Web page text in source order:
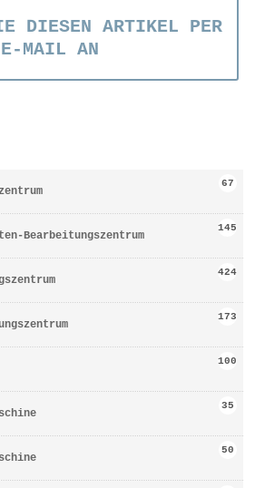
DIESEN ARTIKEL PER
E-MAIL AN
67
Bearbeitungszentrum
145
424
173
100
35
50